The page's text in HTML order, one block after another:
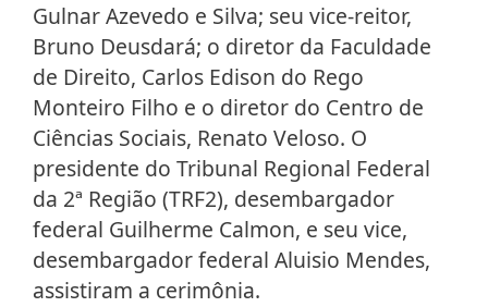
Gulnar Azevedo e Silva; seu vice-reitor,
Bruno Deusdará; o diretor da Faculdade
de Direito, Carlos Edison do Rego
Monteiro Filho e o diretor do Centro de
Ciências Sociais, Renato Veloso. O
presidente do Tribunal Regional Federal
da 2ª Região (TRF2), desembargador
federal Guilherme Calmon, e seu vice,
desembargador federal Aluisio Mendes,
assistiram a cerimônia.